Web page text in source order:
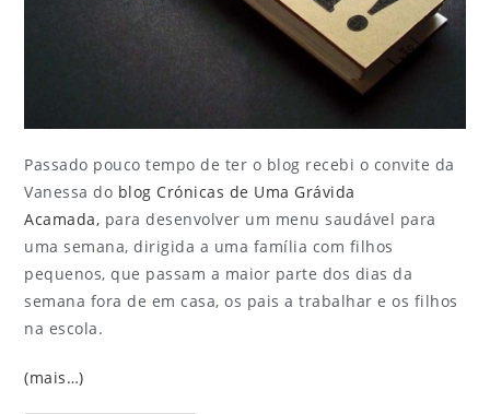
Passado pouco tempo de ter o blog recebi o convite da
Vanessa do blog Crónicas de Uma Grávida
Acamada, para desenvolver um menu saudável para
uma semana, dirigida a uma família com filhos
pequenos, que passam a maior parte dos dias da
semana fora de em casa, os pais a trabalhar e os filhos
na escola.
(mais…)